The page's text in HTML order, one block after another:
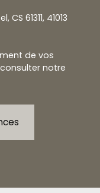
61311, 41013
de vos
notre